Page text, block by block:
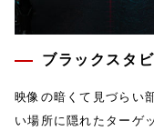
ブラックスタ
映像の暗くて見づらい
い場所に隠れたターゲ